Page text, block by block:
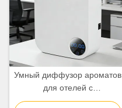
Умный диффузор ароматов
для отелей с
беспроводным